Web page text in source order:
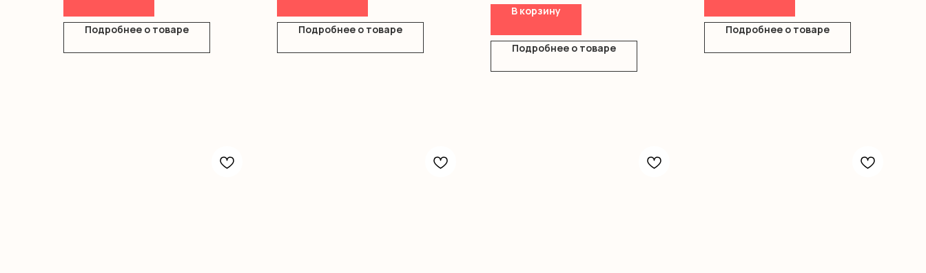
Подробнее о товаре Подробнее о товаре
В корзину
Подробнее о товаре
Подробнее о товаре